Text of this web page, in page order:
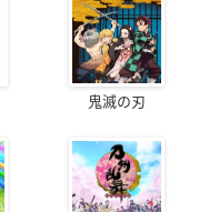
鬼滅の刃